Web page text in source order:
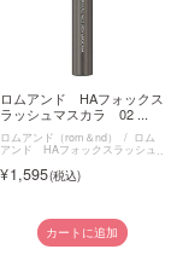
ロムアンド HAフォックス
ラッシュマスカラ 02 ...
ロムアンド（rom＆nd） ロム
アンド HAフォックスラッシュ
1,595
カートに追加